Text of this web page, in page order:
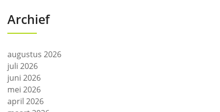
Archief
augustus 2026
juli 2026
juni 2026
mei 2026
april 2026